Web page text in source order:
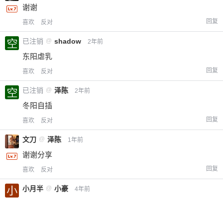
谢谢
喜欢 反对 回复
已注销 @ shadow 2年前
东阳虐乳
喜欢 反对 回复
已注销 @ 泽陈 2年前
冬阳自插
喜欢 反对 回复
文刀 @ 泽陈 1年前
谢谢分享
喜欢 反对 回复
小月半 @ 小豪 4年前